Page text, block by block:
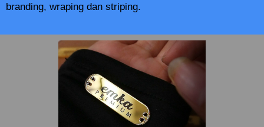
branding, wraping dan striping.